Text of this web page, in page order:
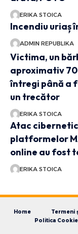
ERIKA STOICA
Incendiu uriaș
ADMIN REPUBLIKA
Victima, un
aproximativ 70
întregi până a
un trecător
ERIKA STOICA
Atac
platformelor
online au fost
ERIKA STOICA
Home Termeni
Politica